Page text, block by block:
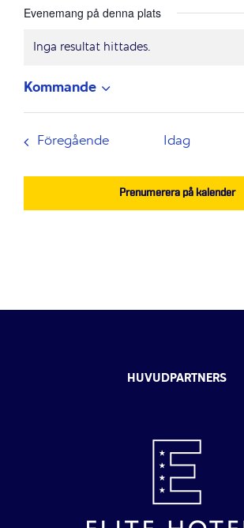
Evenemang på denna plats
Notis
Inga resultat hittades.
Kommande
Välj
datum.
FöregåendeEvenemang
Idag
Prenumerera på kalender
HUVUDPARTNERS